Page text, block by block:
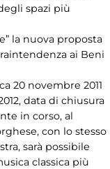
spazi più
la nuova proposta
ai Beni
20 novembre 2011
data di chiusura
in corso, al
con lo stesso
sarà possibile
classica più